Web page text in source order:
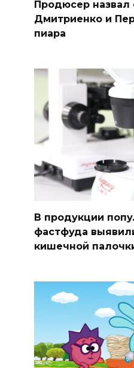
Продюсер
Дмитриенко и
пиара
В продукции
фастфуда
кишечной